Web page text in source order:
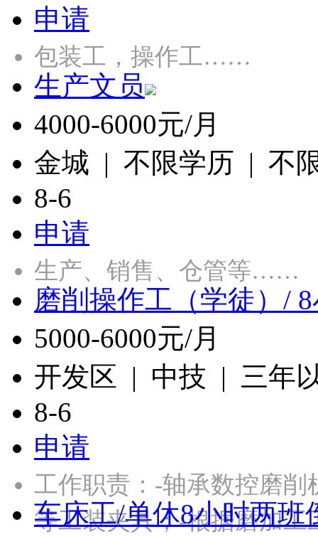
申请
包装工，操作工……
生产文员
4000-6000元/月
金城 | 不限学历 | 不
8-6
申请
生产、销售、仓管等……
磨削操作工（学徒）/
5000-6000元/月
开发区 | 中技 | 三年
8-6
申请
工作职责：-轴承数控磨
等工装夹具；-根据磨加
车床工/单休8小时两班